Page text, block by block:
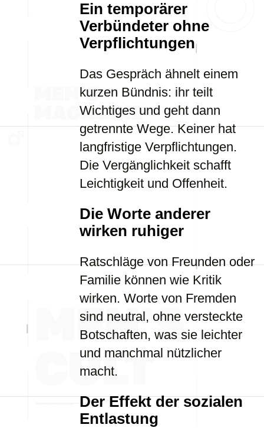
Ein temporärer
Verbündeter ohne
Verpflichtungen
Das Gespräch ähnelt einem
kurzen Bündnis: ihr teilt
Wichtiges und geht dann
getrennte Wege. Keiner hat
langfristige Verpflichtungen.
Die Vergänglichkeit schafft
Leichtigkeit und Offenheit.
Die Worte anderer
wirken ruhiger
Ratschläge von Freunden oder
Familie können wie Kritik
wirken. Worte von Fremden
sind neutral, ohne versteckte
Botschaften, was sie leichter
und manchmal nützlicher
macht.
Der Effekt der sozialen
Entlastung